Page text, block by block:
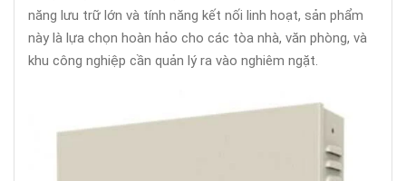
năng lưu trữ lớn và tính năng kết nối linh hoạt, sản phẩm
này là lựa chọn hoàn hảo cho các tòa nhà, văn phòng, và
khu công nghiệp cần quản lý ra vào nghiêm ngặt.